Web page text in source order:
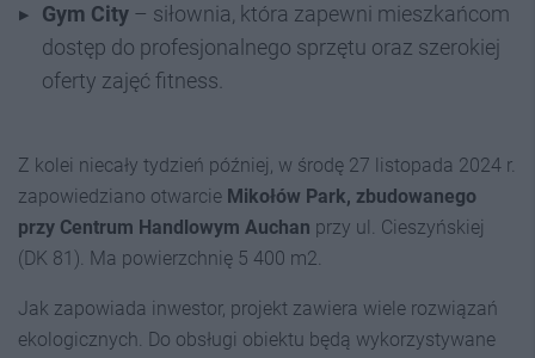
Gym City – siłownia, która zapewni mieszkańcom
dostęp do profesjonalnego sprzętu oraz szerokiej
oferty zajęć fitness.
Z kolei niecały tydzień później, w środę 27 listopada 2024 r.
zapowiedziano otwarcie Mikołów Park, zbudowanego
przy Centrum Handlowym Auchan przy ul. Cieszyńskiej
(DK 81). Ma powierzchnię 5 400 m2.
Jak zapowiada inwestor, projekt zawiera wiele rozwiązań
ekologicznych. Do obsługi obiektu będą wykorzystywane